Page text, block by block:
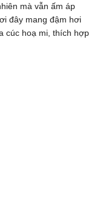
mà vẫn ấm áp
đây mang đậm hơi
cúc hoạ mi, thích hợp